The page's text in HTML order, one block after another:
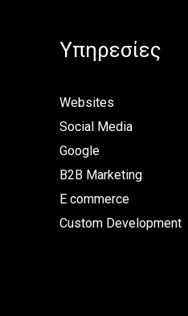
Υπηρεσίες
Websites
Social Media
Google
B2B Marketing
E commerce
Custom Development